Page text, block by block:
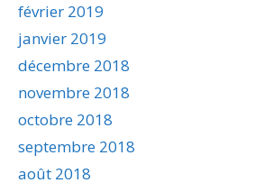
février 2019
janvier 2019
décembre 2018
novembre 2018
octobre 2018
septembre 2018
août 2018